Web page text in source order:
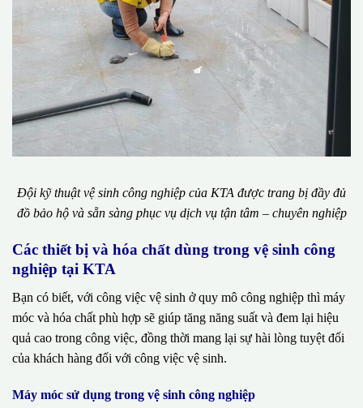
Đội kỹ thuật vệ sinh công nghiệp của KTA được trang bị đầy đủ
đồ bảo hộ và sẵn sàng phục vụ dịch vụ tận tâm – chuyên nghiệp
Các thiết bị và hóa chất dùng trong vệ sinh công
nghiệp tại KTA
Bạn có biết, với công việc vệ sinh ở quy mô công nghiệp thì máy
móc và hóa chất phù hợp sẽ giúp tăng năng suất và đem lại hiệu
quả cao trong công việc, đồng thời mang lại sự hài lòng tuyệt đối
của khách hàng đối với công việc vệ sinh.
Máy móc sử dụng trong vệ sinh công nghiệp